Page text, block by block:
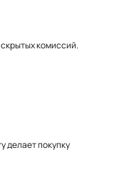
комиссий.
делает покупку